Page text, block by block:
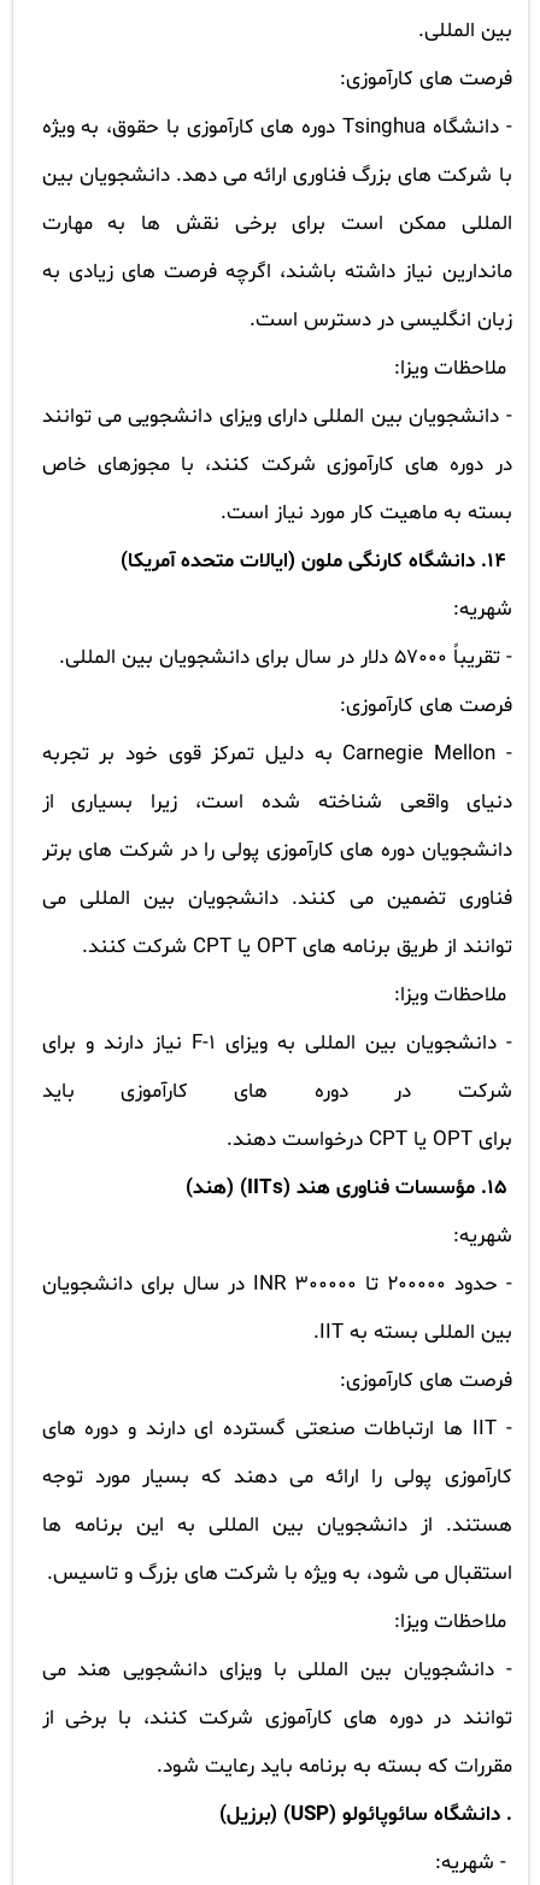
بین المللی.
فرصت های کارآموزی:
- دانشگاه Tsinghua دوره های کارآموزی با حقوق، به ویژه
با شرکت های بزرگ فناوری ارائه می دهد. دانشجویان بین
المللی ممکن است برای برخی نقش ها به مهارت
ماندارین نیاز داشته باشند، اگرچه فرصت های زیادی به
زبان انگلیسی در دسترس است.
ملاحظات ویزا:
- دانشجویان بین المللی دارای ویزای دانشجویی می توانند
در دوره های کارآموزی شرکت کنند، با مجوزهای خاص
بسته به ماهیت کار مورد نیاز است.
14. دانشگاه کارنگی ملون (ایالات متحده آمریکا)
شهریه:
- تقریباً 57000 دلار در سال برای دانشجویان بین المللی.
فرصت های کارآموزی:
-
Carnegie Mellon به دلیل تمرکز قوی خود بر تجربه
دنیای واقعی شناخته شده است، زیرا بسیاری از
دانشجویان دوره های کارآموزی پولی را در شرکت های برتر
فناوری تضمین می کنند. دانشجویان بین المللی می
توانند از طریق برنامه های OPT یا CPT شرکت کنند.
ملاحظات ویزا:
- دانشجویان بین المللی به ویزای F-1 نیاز دارند و برای
شرکت در دوره های کارآموزی باید
برای OPT یا CPT درخواست دهند.
15. مؤسسات فناوری هند (
IITs) (هند)
شهریه:
- حدود 200000 تا 300000
INR در سال برای دانشجویان
بین المللی بسته به IIT
.
فرصت های کارآموزی:
-
IIT ها ارتباطات صنعتی گسترده ای دارند و دوره های
کارآموزی پولی را ارائه می دهند که بسیار مورد توجه
هستند. از دانشجویان بین المللی به این برنامه ها
استقبال می شود، به ویژه با شرکت های بزرگ و تاسیس.
ملاحظات ویزا:
- دانشجویان بین المللی با ویزای دانشجویی هند می
توانند در دوره های کارآموزی شرکت کنند، با برخی از
مقررات که بسته به برنامه باید رعایت شود.
. دانشگاه سائوپائولو (USP) (برزیل)
- شهریه: